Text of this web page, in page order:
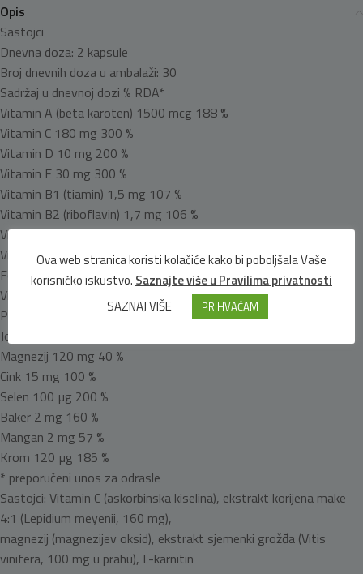
Opis
Sastojci
Dnevna doza: 2 kapsule
Broj dnevnih doza u ambalaži: 30
Sadržaj u dnevnoj dozi % RDA*
Vitamin A (beta karoten) 1500 mcg 188 %
Vitamin C 180 mg 300 %
Vitamin D 10 mg 200 %
Vitamin E 30 mg 300 %
Vitamin B1 (tiamin) 1,5 mg 107 %
Vitamin B2 (riboflavin) 1,7 mg 106 %
Vitamin B3 (niacin) 20 mg 111 %
Vitamin B6 2 mg 100 %
Folat 400 µg 200 %
Vitamin B12 9 µg 900 %
Pantotenska kiselina 10 mg 167 %
Jod 150 µg 100 %
Magnezij 120 mg 40 %
Cink 15 mg 100 %
Selen 100 µg 200 %
Baker 2 mg 160 %
Mangan 2 mg 57 %
Krom 120 µg 185 %
* preporučeni unos za odrasle
Sastojci: Vitamin C (askorbinska kiselina), ekstrakt korijena make
4:1 (Lepidium meyenii, 160 mg),
magnezij (magnezijev oksid), ekstrakt sjemenki grožđa (Vitis
vinifera, 100 mg u prahu), L-karnitin
Ova web stranica koristi kolačiće kako bi poboljšala Vaše
korisničko iskustvo. Saznajte više u Pravilima privatnosti
SAZNAJ VIŠE
PRIHVAĆAM